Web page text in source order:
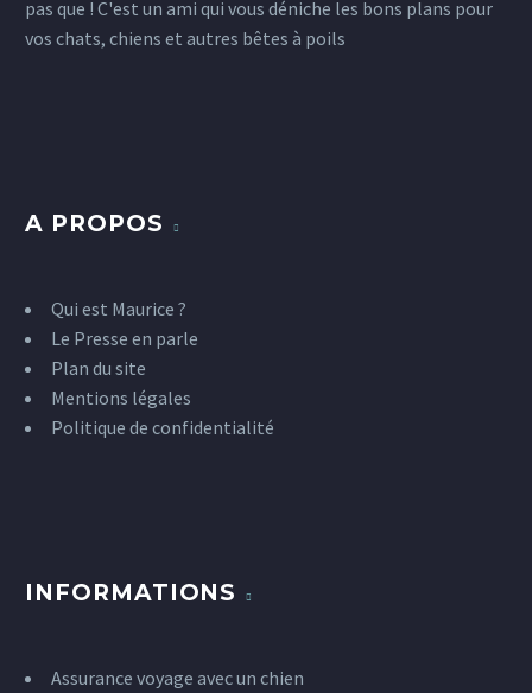
pas que ! C'est un ami qui vous déniche les bons plans pour
vos chats, chiens et autres bêtes à poils
A PROPOS
Qui est Maurice ?
Le Presse en parle
Plan du site
Mentions légales
Politique de confidentialité
INFORMATIONS
Assurance voyage avec un chien